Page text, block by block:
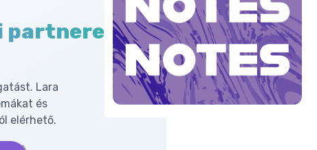
partnered
Lara
és
elérhető.